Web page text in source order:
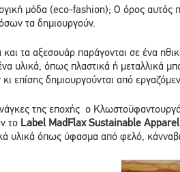
μόδα (eco-fashion); Ο όρος αυτός
τα δημιουργούν.
τα αξεσουάρ παράγονται σε ένα
υλικά, όπως πλαστικά ή μεταλλικά
επίσης δημιουργούνται από
της εποχής ο
το Label MadFlax Sustainable Apparel
υλικά όπως ύφασμα από φελό,